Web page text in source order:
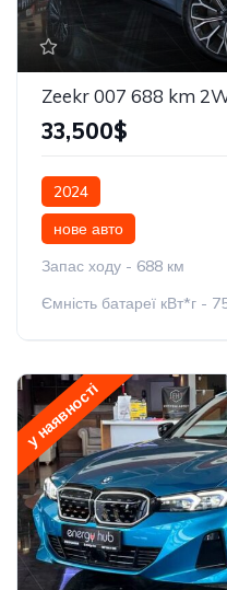
Zeekr 007 688 km
33,500$
2024
нове авто
Запас ходу - 688 км
Ємність батареї кВт*г -
у наявності